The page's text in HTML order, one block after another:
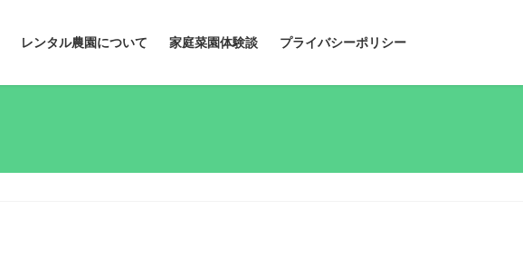
レンタル農園について 家庭菜園体験談 プライバシーポリシー